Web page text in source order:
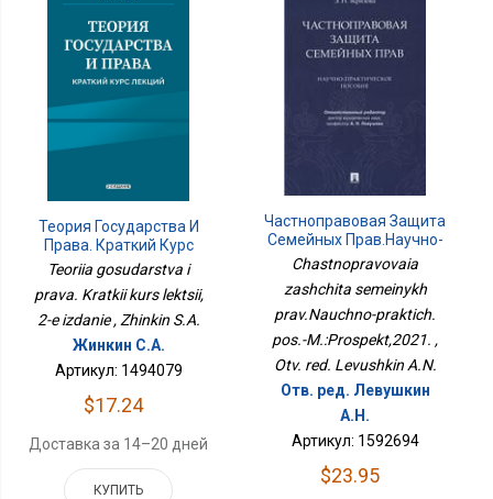
Теория Государства И
Права. Краткий Курс
Лекций, 2-Е Издание
Teoriia gosudarstva i
prava. Kratkii kurs lektsii,
2-e izdanie , Zhinkin S.A.
Жинкин С.А.
Артикул: 1494079
$17.24
Доставка за 14–20 дней
КУПИТЬ
Частноправовая Защита
Семейных Прав.Научно-
Практич. Пос.-
М.:Проспект,2021.
Chastnopravovaia
zashchita semeinykh
prav.Nauchno-praktich.
pos.-M.:Prospekt,2021. ,
Otv. red. Levushkin A.N.
Отв. ред. Левушкин
А.Н.
Артикул: 1592694
$23.95